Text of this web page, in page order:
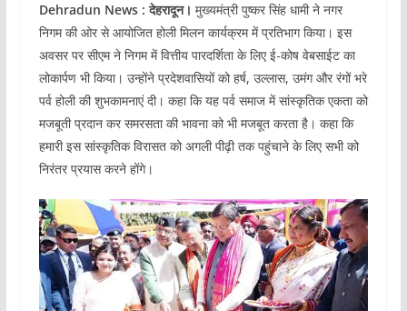
Dehradun News : देहरादून। मुख्यमंत्री पुष्कर सिंह धामी ने नगर
निगम की ओर से आयोजित होली मिलन कार्यक्रम में प्रतिभाग किया। इस
अवसर पर सीएम ने निगम में वित्तीय पारदर्शिता के लिए ई-कोष वेबसाईट का
लोकार्पण भी किया। उन्होंने प्रदेशवासियों को हर्ष, उल्लास, उमंग और रंगों भरे
पर्व होली की शुभकामनाएं दी। कहा कि यह पर्व समाज में सांस्कृतिक एकता को
मजबूती प्रदान कर समरसता की भावना को भी मजबूत करता है। कहा कि
हमारी इस सांस्कृतिक विरासत को अगली पीढ़ी तक पहुंचाने के लिए सभी को
निरंतर प्रयास करने होंगे।